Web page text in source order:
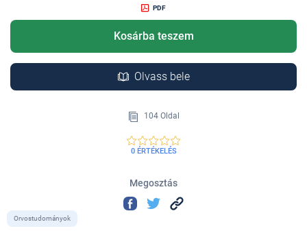
PDF
Kosárba teszem
Olvass bele
104 Oldal
0 ÉRTÉKELÉS
Megosztás
Orvostudományok